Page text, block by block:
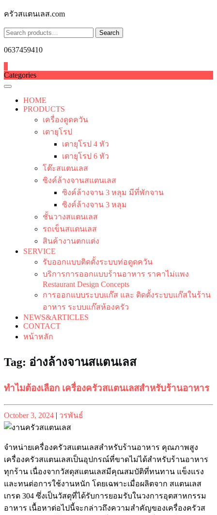
Skip
content
ครัวสแตนเลส.com
Search
for:
Search
0637459410
Categories
HOME
PRODUCTS
เครื่องดูดควัน
เตายุโรป
เตายุโรป 4 หัว
เตายุโรป 6 หัว
โต๊ะสแตนเลส
ซิงค์ล้างจานสแตนเลส
ซิงค์ล้างจาน 3 หลุม มีที่พักจาน
ซิงค์ล้างจาน 3 หลุม
ชั้นวางสแตนเลส
รถเข็นสแตนเลส
สินค้างานตกแต่ง
SERVICE
รับออกแบบติดตั้งระบบท่อดูดควัน
บริการการออกแบบร้านอาหาร ราคาไม่แพง
Restaurant Design Concepts
การออกแบบระบบแก๊ส และ ติดตั้งระบบแก๊สในร้าน
อาหาร ระบบแก๊สห้องครัว
NEWS&ARTICLES
CONTACT
หน้าหลัก
Tag: อ่างล้างจานสแตนเลส
ทำไมต้องเลือก เครื่องครัวสแตนเลสสำหรับร้านอาหาร
Posted
on
October 3, 2024 | Posted
วรพันธ์
จำหน่ายเครื่องครัวสแตนเลสสำหรับร้านอาหาร คุณภาพสูง
เครื่องครัวสแตนเลสเป็นอุปกรณ์ที่ขาดไม่ได้สำหรับร้านอาหาร
ทุกร้าน เนื่องจากวัสดุสแตนเลสมีคุณสมบัติที่ทนทาน แข็งแรง
และทนต่อการใช้งานหนัก โดยเฉพาะเมื่อผลิตจาก สแตนเลส
เกรด 304 ซึ่งเป็นวัสดุที่ได้รับการยอมรับในวงการอุตสาหกรรม
อาหาร เนื้อหาต่อไปนี้จะกล่าวถึงความสำคัญของเครื่องครัวส